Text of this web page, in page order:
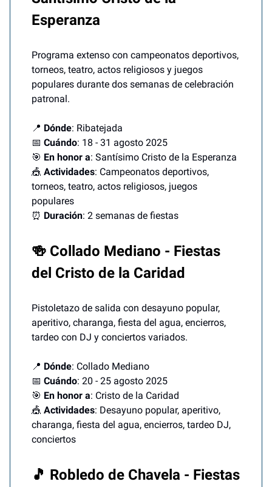
Esperanza
Programa extenso con campeonatos deportivos,
torneos, teatro, actos religiosos y juegos
populares durante dos semanas de celebración
patronal.
📍 Dónde: Ribatejada
📅 Cuándo: 18 - 31 agosto 2025
🎯 En honor a: Santísimo Cristo de la Esperanza
🎪 Actividades: Campeonatos deportivos,
torneos, teatro, actos religiosos, juegos
populares
⏰ Duración: 2 semanas de fiestas
🍻 Collado Mediano - Fiestas
del Cristo de la Caridad
Pistoletazo de salida con desayuno popular,
aperitivo, charanga, fiesta del agua, encierros,
tardeo con DJ y conciertos variados.
📍 Dónde: Collado Mediano
📅 Cuándo: 20 - 25 agosto 2025
🎯 En honor a: Cristo de la Caridad
🎪 Actividades: Desayuno popular, aperitivo,
charanga, fiesta del agua, encierros, tardeo DJ,
conciertos
🎵 Robledo de Chavela - Fiestas